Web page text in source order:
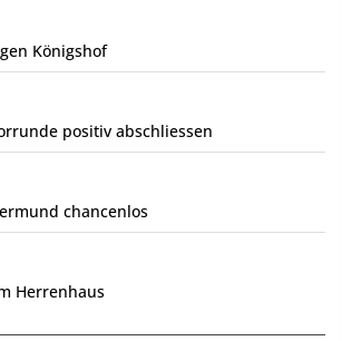
Königshof
positiv abschliessen
chancenlos
Herrenhaus